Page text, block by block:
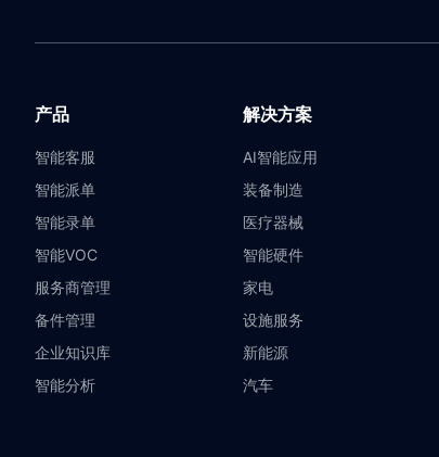
产品
智能客服
智能派单
智能录单
智能VOC
服务商管理
备件管理
企业知识库
智能分析
解决方案
AI智能应用
装备制造
医疗器械
智能硬件
家电
设施服务
新能源
汽车